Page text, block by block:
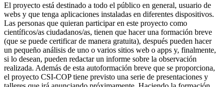
El proyecto está destinado a todo el público en general, usuario de
webs y que tenga aplicaciones instaladas en diferentes dispositivos.
Las personas que quieran participar en este proyecto como
científicos/as ciudadanos/as, tienen que hacer una formación breve
(que se puede certificar de manera gratuita), después pueden hacer
un pequeño análisis de uno o varios sitios web o apps y, finalmente,
si lo desean, pueden redactar un informe sobre la observación
realizada. Además de esta autoformación breve que se proporciona,
el proyecto CSI-COP tiene previsto una serie de presentaciones y